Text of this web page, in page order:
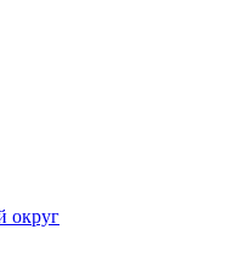
округ